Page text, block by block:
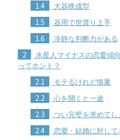
1.4 大器晩成型
1.5 器用で世渡り上手
1.6 冷静な判断力がある
2
水星人マイナスの恋愛傾
ってホント？
2.1 モテるけれど慎重
2.2 心を開くと一途
2.3 つい完璧を求めてし
2.4 恋愛・結婚に対して